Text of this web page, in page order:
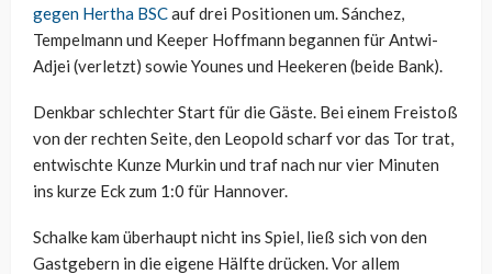
gegen Hertha BSCauf drei Positionen um. Sánchez,
Tempelmann und Keeper Hoffmann begannen für Antwi-
Adjei (verletzt) sowie Younes und Heekeren (beide Bank).
Denkbar schlechter Start für die Gäste. Bei einem Freistoß
von der rechten Seite, den Leopold scharf vor das Tor trat,
entwischte Kunze Murkin und traf nach nur vier Minuten
ins kurze Eck zum 1:0 für Hannover.
Schalke kam überhaupt nicht ins Spiel, ließ sich von den
Gastgebern in die eigene Hälfte drücken. Vor allem